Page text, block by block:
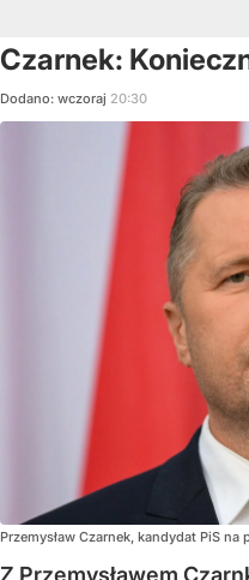
Czarnek:
Dodano: wczoraj 20:30
Przemysław Czarnek, kandydat PiS na